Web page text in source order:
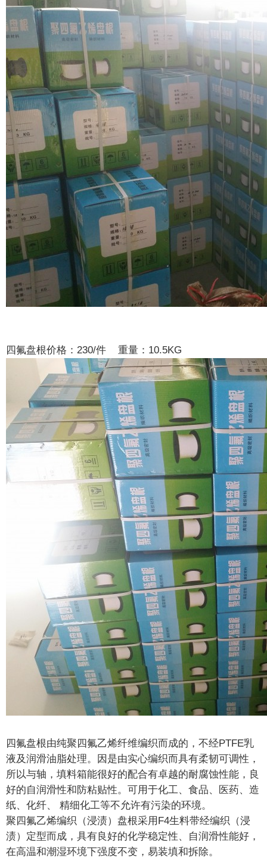
四氟盘根价格：230/件 重量：10.5KG
四氟盘根由纯聚四氟乙烯纤维编织而成的，不经PTFE乳
液及润滑油脂处理。因是由实心编织而具有柔韧可调性，
所以与轴，填料箱能很好的配合有卓越的耐腐蚀性能，良
好的自润滑性和防粘贴性。可用于化工、食品、医药、造
纸、化纤、 精细化工等不允许有污染的环境。
聚四氟乙烯编织（浸渍）盘根采用F4生料带经编织（浸
渍）定型而成，具有良好的化学稳定性、自润滑性能好，
在高温和潮湿环境下强度不变，易装填和拆除。